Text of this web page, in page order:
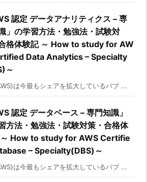
認定 データアナリティクス – 専
」の学習方法・勉強法・試験対
格体験記 ～ How to study for AW
Data Analytics – Specialty
～
は今最もシェアを拡大しているパブ ...
認定 データベース – 専門知識」
方法・勉強法・試験対策・合格体
How to study for AWS Certifie
– Specialty(DBS)～
は今最もシェアを拡大しているパブ ...